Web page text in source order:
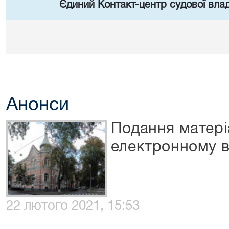
Єдиний Контакт-центр судової
Анонси
Подання
електронному
22 лютого 2021, 15:53